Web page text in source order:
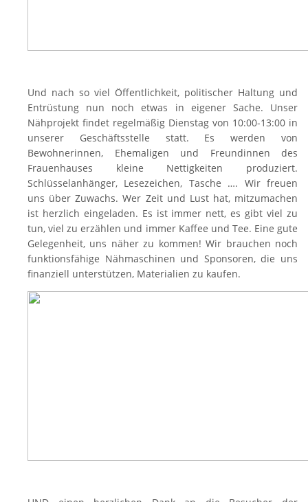
Und nach so viel Öffentlichkeit, politischer Haltung und
Entrüstung nun noch etwas in eigener Sache. Unser
Nähprojekt findet regelmäßig Dienstag von 10:00-13:00 in
unserer Geschäftsstelle statt. Es werden von
Bewohnerinnen, Ehemaligen und Freundinnen des
Frauenhauses kleine Nettigkeiten produziert.
Schlüsselanhänger, Lesezeichen, Tasche …. Wir freuen
uns über Zuwachs. Wer Zeit und Lust hat, mitzumachen
ist herzlich eingeladen. Es ist immer nett, es gibt viel zu
tun, viel zu erzählen und immer Kaffee und Tee. Eine gute
Gelegenheit, uns näher zu kommen! Wir brauchen noch
funktionsfähige Nähmaschinen und Sponsoren, die uns
finanziell unterstützen, Materialien zu kaufen.